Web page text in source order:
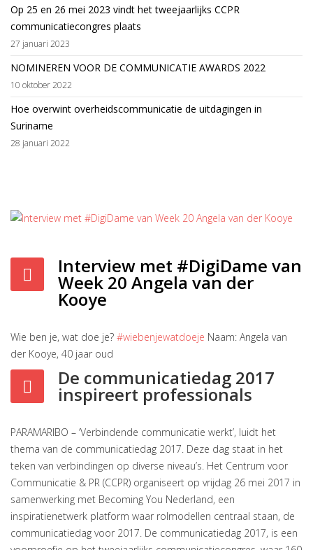
Op 25 en 26 mei 2023 vindt het tweejaarlijks CCPR
communicatiecongres plaats
27 januari 2023
NOMINEREN VOOR DE COMMUNICATIE AWARDS 2022
10 oktober 2022
Hoe overwint overheidscommunicatie de uitdagingen in
Suriname
28 januari 2022
Interview met #DigiDame van
Week 20 Angela van der
Kooye
Wie ben je, wat doe je? #wiebenjewatdoeje Naam: Angela van
der Kooye, 40 jaar oud
De communicatiedag 2017
inspireert professionals
PARAMARIBO – ‘Verbindende communicatie werkt’, luidt het
thema van de communicatiedag 2017. Deze dag staat in het
teken van verbindingen op diverse niveau’s. Het Centrum voor
Communicatie & PR (CCPR) organiseert op vrijdag 26 mei 2017 in
samenwerking met Becoming You Nederland, een
inspiratienetwerk platform waar rolmodellen centraal staan, de
communicatiedag voor 2017. De communicatiedag 2017, is een